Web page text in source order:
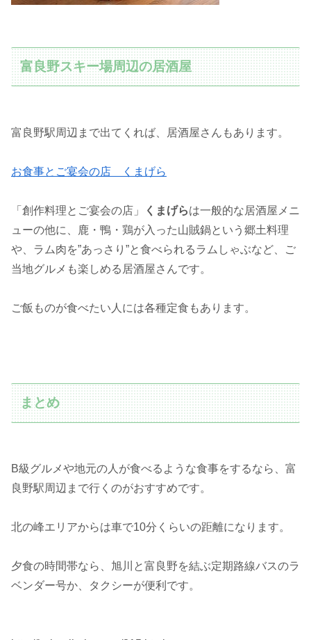
富良野スキー場周辺の居酒屋
富良野駅周辺まで出てくれば、居酒屋さんもあります。
お食事とご宴会の店 くまげら
「創作料理とご宴会の店」 くまげらは一般的な居酒屋メニ
ューの他に、鹿・鴨・鶏が入った山賊鍋という郷土料理
や、ラム肉を”あっさり”と食べられるラムしゃぶなど、ご
当地グルメも楽しめる居酒屋さんです。
ご飯ものが食べたい人には各種定食もあります。
まとめ
B級グルメや地元の人が食べるような食事をするなら、富
良野駅周辺まで行くのがおすすめです。
北の峰エリアからは車で10分くらいの距離になります。
夕食の時間帯なら、旭川と富良野を結ぶ定期路線バスのラ
ベンダー号か、タクシーが便利です。